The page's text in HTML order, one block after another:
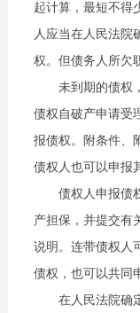
起计算，最短不得
人应当在人民法院
权。但债务人所欠
未到期的债权，
债权自破产申请受
报债权。附条件、
债权人也可以申报
债权人申报债权
产担保，并提交有
说明。连带债权人
债权，也可以共同
在人民法院确定